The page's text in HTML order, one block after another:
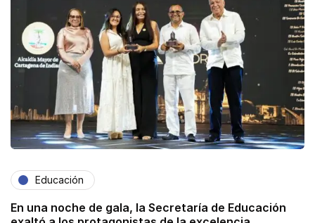
Educación
En una noche de gala, la Secretaría de Educación